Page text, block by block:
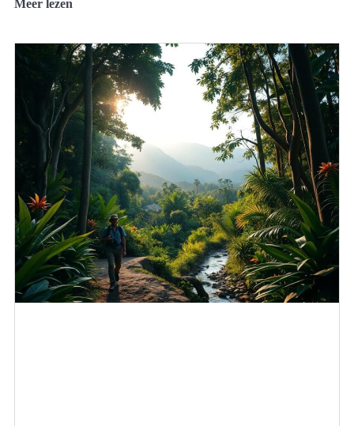
Meer lezen